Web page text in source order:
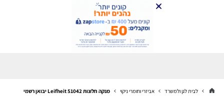
לבית לגן ולמשרד אביזרי וחומרי ניקוי ‏מנקה חלונות 51042 Leifheit יבואן רשמי